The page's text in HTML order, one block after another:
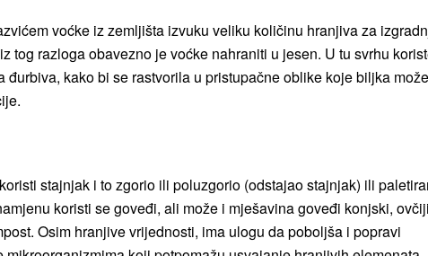
voćke iz zemljišta izvuku veliku količinu hranjiva za
tog razloga obavezno je voćke nahraniti u jesen. U tu svrhu
đurbiva, kako bi se rastvorila u pristupačne oblike koje biljka može
stajnjak i to zgorio ili poluzgorio (odstajao stajnjak) ili
koristi se goveđi, ali može i mješavina goveđi konjski, ovčiji
Osim hranjive vrijednosti, ima ulogu da poboljša i popravi